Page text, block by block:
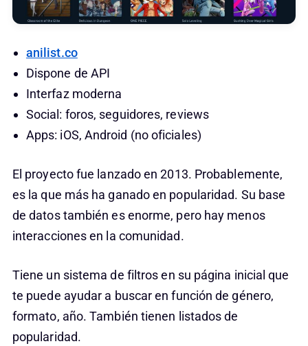
anilist.co
Dispone de API
Interfaz moderna
Social: foros, seguidores, reviews
Apps: iOS, Android (no oficiales)
El proyecto fue lanzado en 2013. Probablemente,
es la que más ha ganado en popularidad. Su base
de datos también es enorme, pero hay menos
interacciones en la comunidad.
Tiene un sistema de filtros en su página inicial que
te puede ayudar a buscar en función de género,
formato, año. También tienen listados de
popularidad.